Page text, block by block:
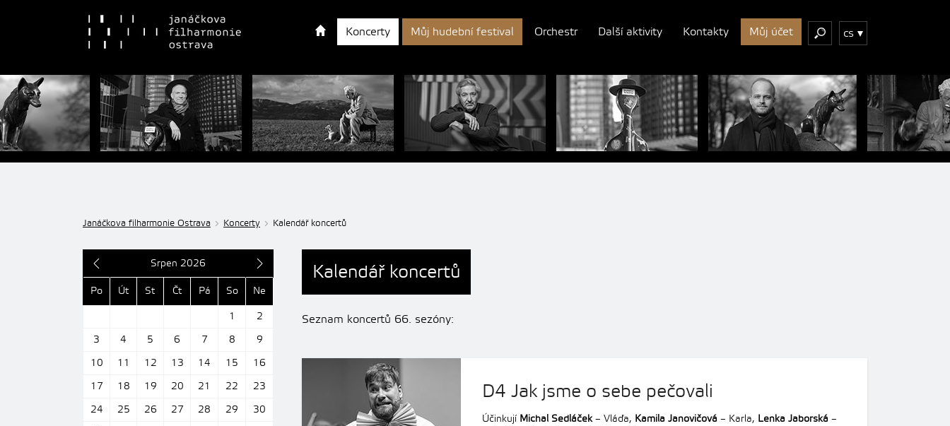
Koncerty Můj hudební festival Orchestr Další aktivity Kontakty Můj účet cs
Janáčkova filharmonie Ostrava Koncerty Kalendář koncertů
Srpen 2026
Po Út St Čt Pá So
Ne
1
2
3
4 5 6 7 8
9
10
11 12 13 14 15
16
17
18 19 20 21 22
23
24
25 26 27 28 29
30
Kalendář koncertů
Seznam koncertů 66. sezóny:
D4 Jak jsme o sebe pečovali
Účinkují Michal Sedláček– Vláďa, Kamila Janovičová – Karla, Lenka Jaborská –